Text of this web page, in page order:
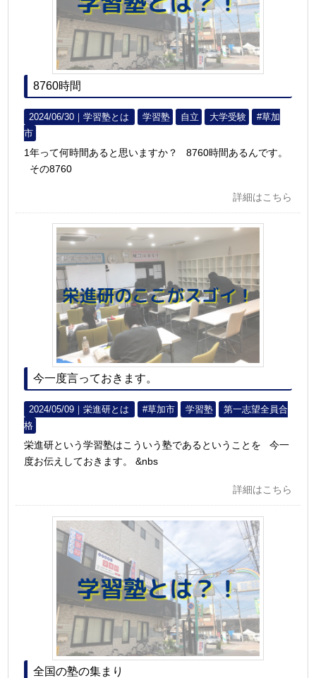
8760時間
2024/06/30｜学習塾とは 学習塾 自立 大学受験
#草加
市
1年って何時間あると思いますか？ 8760時間あるんです。
その8760
詳細はこちら
今一度言っておきます。
2024/05/09｜栄進研とは #草加市 学習塾
第一志望全員合
格
栄進研という学習塾はこういう塾であるということを 今一
度お伝えしておきます。 &nbs
詳細はこちら
全国の塾の集まり